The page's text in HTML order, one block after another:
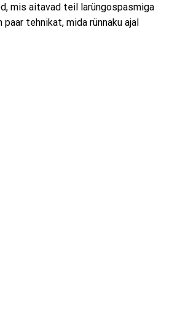
mis aitavad teil larüngospasmiga
tehnikat, mida rünnaku ajal